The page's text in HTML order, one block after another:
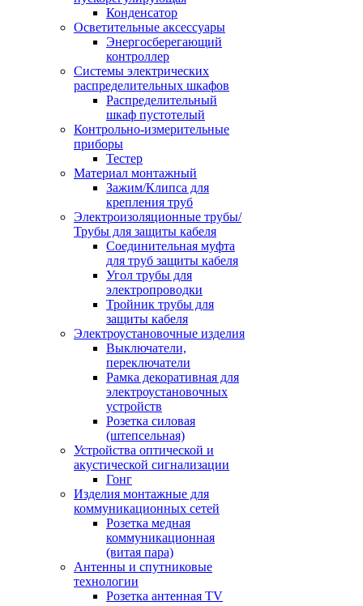
Конденсатор
Осветительные аксессуары
Энергосберегающий
контроллер
Системы электрических
распределительных шкафов
Распределительный
шкаф пустотелый
Контрольно-измерительные
приборы
Тестер
Материал монтажный
Зажим/Клипса для
крепления труб
Электроизоляционные трубы/
Трубы для защиты кабеля
Соединительная муфта
для труб защиты кабеля
Угол трубы для
электропроводки
Тройник трубы для
защиты кабеля
Электроустановочные изделия
Выключатели,
переключатели
Рамка декоративная для
электроустановочных
устройств
Розетка силовая
(штепсельная)
Устройства оптической и
акустической сигнализации
Гонг
Изделия монтажные для
коммуникационных сетей
Розетка медная
коммуникационная
(витая пара)
Антенны и спутниковые
технологии
Розетка антенная TV